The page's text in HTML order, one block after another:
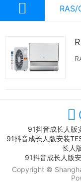
91抖音成长人版
91抖音成长人版安装
长人
91抖音成长人版
Copyright ©